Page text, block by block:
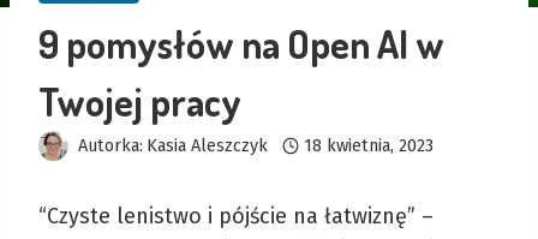
9 pomysłów na Open AI w
Twojej pracy
Autorka: Kasia Aleszczyk 18 kwietnia, 2023
“Czyste lenistwo i pójście na łatwiznę” –